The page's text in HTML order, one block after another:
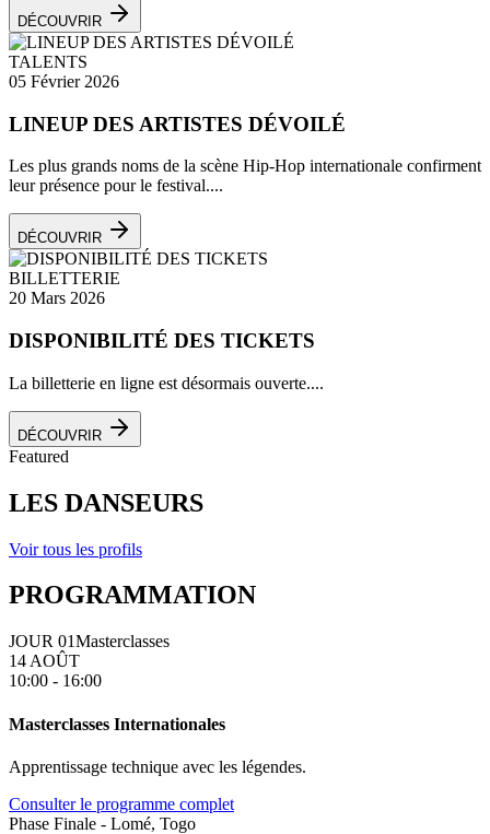
DÉCOUVRIR
TALENTS
05 Février 2026
LINEUP DES ARTISTES DÉVOILÉ
Les plus grands noms de la scène Hip-Hop internationale confirment
leur présence pour le festival....
DÉCOUVRIR
BILLETTERIE
20 Mars 2026
DISPONIBILITÉ DES TICKETS
La billetterie en ligne est désormais ouverte....
DÉCOUVRIR
Featured
LES DANSEURS
Voir tous les profils
PROGRAMMATION
JOUR 01Masterclasses
14 AOÛT
10:00 - 16:00
Masterclasses Internationales
Apprentissage technique avec les légendes.
Consulter le programme complet
Phase Finale - Lomé, Togo